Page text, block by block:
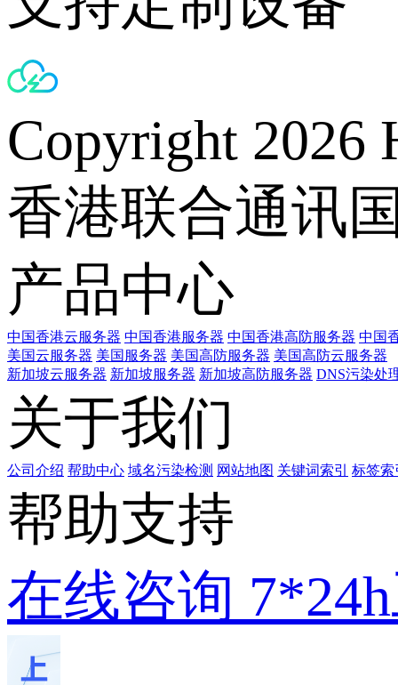
Copyright 2026
香港联合通讯
产品中心
中国香港云服务器 中国香港服务器 中国香港高防服务器 中国
美国云服务器 美国服务器 美国高防服务器 美国高防云服务器
新加坡云服务器 新加坡服务器 新加坡高防服务器 DNS污染处
关于我们
公司介绍 帮助中心 域名污染检测 网站地图 关键词索引 标签索
帮助支持
在线咨询